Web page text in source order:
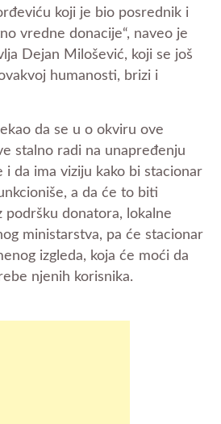
koji je bio posrednik i
vredne donacije“, naveo je
Dejan Milošević, koji se još
humanosti, brizi i
da se u o okviru ove
stalno radi na unapređenju
i da ima viziju kako bi stacionar
a da će to biti
podršku donatora, lokalne
ministarstva, pa će stacionar
izgleda, koja će moći da
njenih korisnika.